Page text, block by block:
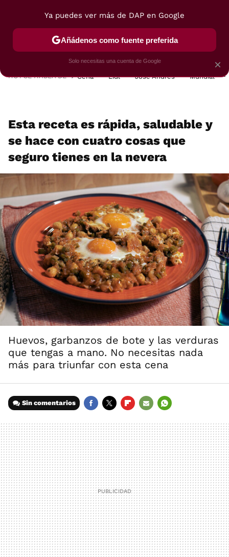
POSTRES VIAJES SELECCIÓN VEGUI
HOY SE HABLA DE Cena Lidl José Andrés Mundial
Esta receta es rápida, saludable y
se hace con cuatro cosas que
seguro tienes en la nevera
Huevos, garbanzos de bote y las verduras
que tengas a mano. No necesitas nada
más para triunfar con esta cena
Sin comentarios
MAIL
×
Ya puedes ver más de DAP en Google
Añádenos como fuente preferida
Solo necesitas una cuenta de Google